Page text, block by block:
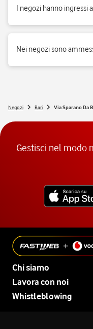
I negozi hanno ingressi
Nei negozi sono
Negozi Bari Via Sparano Da
Gestisci nel modo
Chi siamo
Lavora con noi
Whistleblowing